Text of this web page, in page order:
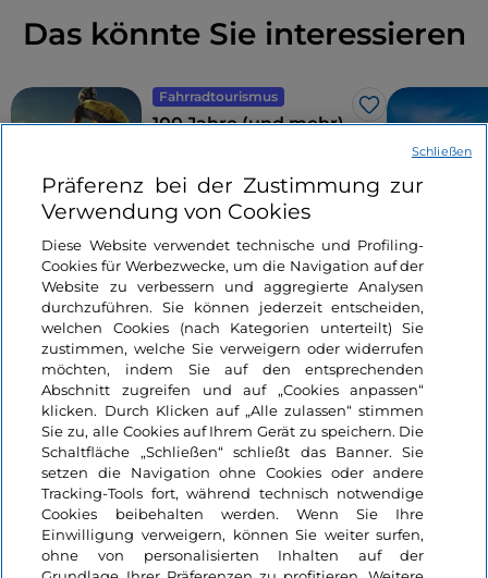
Das könnte Sie interessieren
Fahrradtourismus
Like
100 Jahre (und mehr)
man nicht verpassen
sollte
7 Minuten
Informationen über die Seite
Nützliche Links
Login
Präferenz bei der Zustimmung zur
Verwendung von Cookies
Diese Website verwendet technische und Profiling-
Cookies für Werbezwecke, um die Navigation auf der
Website zu verbessern und aggregierte Analysen
durchzuführen. Sie können jederzeit entscheiden,
welchen Cookies (nach Kategorien unterteilt) Sie
zustimmen, welche Sie verweigern oder widerrufen
möchten, indem Sie auf den entsprechenden
Abschnitt zugreifen und auf „Cookies anpassen“
klicken. Durch Klicken auf „Alle zulassen“ stimmen
Sie zu, alle Cookies auf Ihrem Gerät zu speichern. Die
Schaltfläche „Schließen“ schließt das Banner. Sie
setzen die Navigation ohne Cookies oder andere
Tracking-Tools fort, während technisch notwendige
Cookies beibehalten werden. Wenn Sie Ihre
Einwilligung verweigern, können Sie weiter surfen,
ohne von personalisierten Inhalten auf der
Schließen